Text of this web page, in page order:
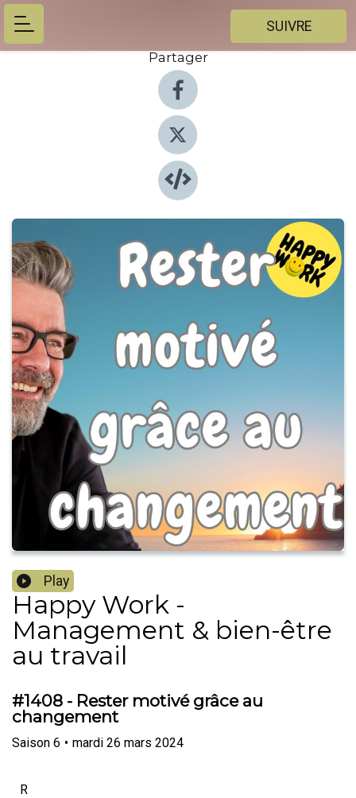
SUIVRE
Partager
Play
Happy Work -
Management & bien-être
au travail
#1408 - Rester motivé grâce au
changement
Saison 6 • mardi 26 mars 2024
R